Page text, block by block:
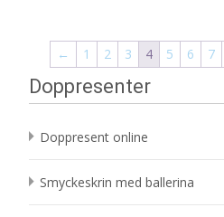
← 1 2 3 4 5 6 7
Doppresenter
Doppresent online
Smyckeskrin med ballerina